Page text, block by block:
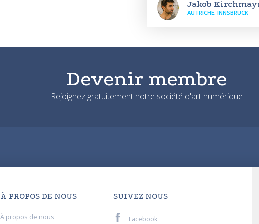
Jakob
AUTRICHE, INNSBRUCK
Devenir membre
Rejoignez gratuitement notre société d'art numérique
À PROPOS DE NOUS
À propos de nous
SUIVEZ NOUS
Facebook